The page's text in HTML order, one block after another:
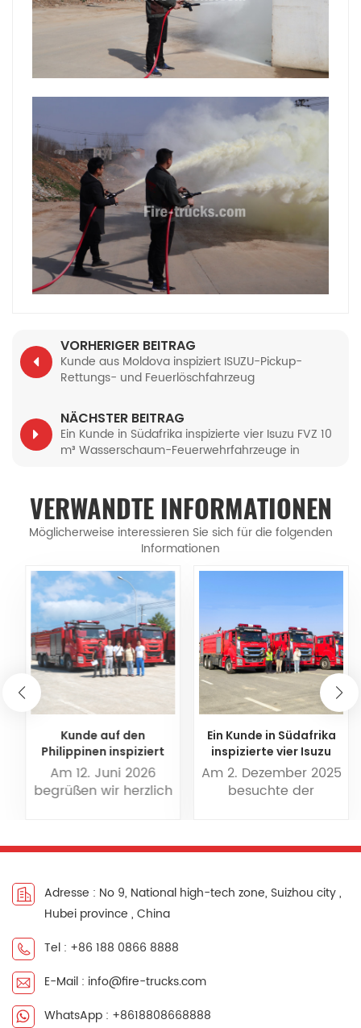
VORHERIGER BEITRAG
Kunde aus Moldova inspiziert ISUZU-Pickup-
Rettungs- und Feuerlöschfahrzeug
NÄCHSTER BEITRAG
Ein Kunde in Südafrika inspizierte vier Isuzu FVZ 10
m³ Wasserschaum-Feuerwehrfahrzeuge in
VERWANDTE INFORMATIONEN
Möglicherweise interessieren Sie sich für die folgenden
Informationen
Kunde auf den
Philippinen inspiziert
ISUZU-Trockenpulver-
Schaum-
Feuerwehrfahrzeug
Am 12. Juni 2026
begrüßen wir herzlich
seinem Besuch bei
von 3 Einheiten ISUZU
GIGA Trockenpulver-
Schaum-
Feuerlöschfahrzeugen.
Isuzu GIGA
Feuerlöschfahrzeug
gewöhnlicher fester
Ein Kunde in Südafrika
inspizierte vier Isuzu
FVZ 10 m³
Wasserschaum-
Feuerwehrfahrzeuge in
Am 2. Dezember 2025
besuchte der
Werk von Powerstar
vier Isuzu FVZ-
Adresse : No 9, National high-tech zone, Suizhou city ,
Hubei province , China
Tel : +86 188 0866 8888
E-Mail : info@fire-trucks.com
WhatsApp : +8618808668888